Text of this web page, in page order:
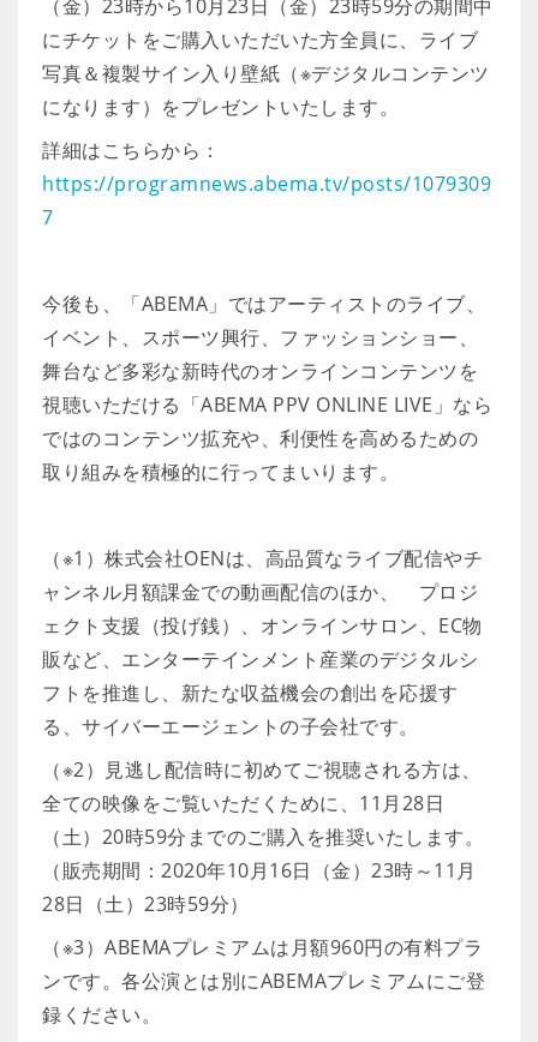
（金）23時から10月23日（金）23時59分の期間中
にチケットをご購入いただいた方全員に、ライブ
写真＆複製サイン入り壁紙（※デジタルコンテンツ
になります）をプレゼントいたします。
詳細はこちらから：
https://programnews.abema.tv/posts/1079309
7
今後も、「ABEMA」ではアーティストのライブ、
イベント、スポーツ興行、ファッションショー、
舞台など多彩な新時代のオンラインコンテンツを
視聴いただける「ABEMA PPV ONLINE LIVE」なら
ではのコンテンツ拡充や、利便性を高めるための
取り組みを積極的に行ってまいります。
（※1）株式会社OENは、高品質なライブ配信やチ
ャンネル月額課金での動画配信のほか、 プロジ
ェクト支援（投げ銭）、オンラインサロン、EC物
販など、エンターテインメント産業のデジタルシ
フトを推進し、新たな収益機会の創出を応援す
る、サイバーエージェントの子会社です。
（※2）見逃し配信時に初めてご視聴される方は、
全ての映像をご覧いただくために、11月28日
（土）20時59分までのご購入を推奨いたします。
（販売期間：2020年10月16日（金）23時～11月
28日（土）23時59分）
（※3）ABEMAプレミアムは月額960円の有料プラ
ンです。各公演とは別にABEMAプレミアムにご登
録ください。